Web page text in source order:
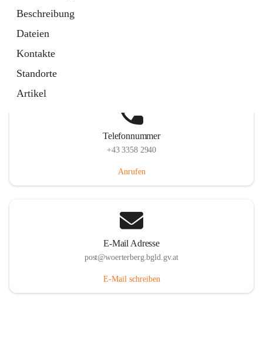
Beschreibung
Dateien
Kontakte
Standorte
Artikel
Telefonnummer
+43 3358 2940
Anrufen
E-Mail Adresse
post@woerterberg.bgld.gv.at
E-Mail schreiben